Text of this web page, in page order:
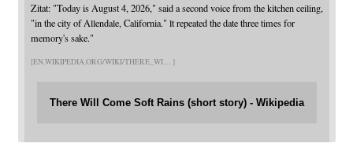
Zitat: "Today is August 4, 2026," said a second voice from the kitchen ceiling,
"in the city of Allendale, California." lt repeated the date three times for
memory's sake."
EN.WIKIPEDIA.ORG/WIKI/THERE_WI
There Will Come Soft Rains (short story) - Wikipedia